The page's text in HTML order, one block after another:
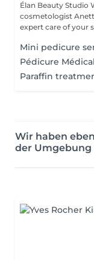
Élan Beauty Studio Welcome to Élan Beauty Studio, where our
cosmetologist
expert care of your
Mini pedicure
Pédicure
Paraffin
Wir haben
der Umgebung